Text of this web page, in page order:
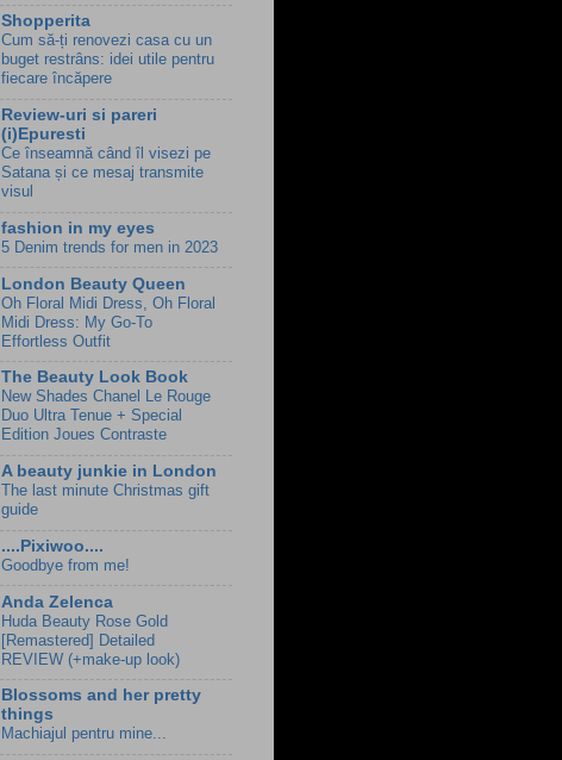
Shopperita
Cum să-ți renovezi casa cu un
buget restrâns: idei utile pentru
fiecare încăpere
Review-uri si pareri
(i)Epuresti
Ce înseamnă când îl visezi pe
Satana și ce mesaj transmite
visul
fashion in my eyes
5 Denim trends for men in 2023
London Beauty Queen
Oh Floral Midi Dress, Oh Floral
Midi Dress: My Go-To
Effortless Outfit
The Beauty Look Book
New Shades Chanel Le Rouge
Duo Ultra Tenue + Special
Edition Joues Contraste
A beauty junkie in London
The last minute Christmas gift
guide
....Pixiwoo....
Goodbye from me!
Anda Zelenca
Huda Beauty Rose Gold
[Remastered] Detailed
REVIEW (+make-up look)
Blossoms and her pretty
things
Machiajul pentru mine...